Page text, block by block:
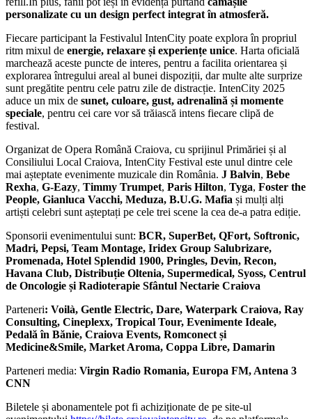
personalizate cu un design perfect integrat în atmosferă.
Fiecare participant la Festivalul IntenCity poate explora în propriul
ritm mixul de energie, relaxare și experiențe unice. Harta oficială
marchează aceste puncte de interes, pentru a facilita orientarea și
explorarea întregului areal al bunei dispoziții, dar multe alte surprize
sunt pregătite pentru cele patru zile de distracție. IntenCity 2025
aduce un mix de sunet, culoare, gust, adrenalină și momente
speciale, pentru cei care vor să trăiască intens fiecare clipă de
festival.
Organizat de Opera Română Craiova, cu sprijinul Primăriei și al
Consiliului Local Craiova, IntenCity Festival este unul dintre cele
mai așteptate evenimente muzicale din România. J Balvin, Bebe
Rexha, G-Eazy, Timmy Trumpet, Paris Hilton, Tyga, Foster the
People, Gianluca Vacchi, Meduza, B.U.G. Mafia și mulți alți
artiști celebri sunt așteptați pe cele trei scene la cea de-a patra ediție.
Sponsorii evenimentului sunt: BCR, SuperBet, QFort, Softronic,
Madri, Pepsi, Team Montage, Iridex Group Salubrizare,
Promenada, Hotel Splendid 1900, Pringles, Devin, Recon,
Havana Club, Distribuție Oltenia, Supermedical, Syoss, Centrul
de Oncologie și Radioterapie Sfântul Nectarie Craiova
Parteneri: Voilà, Gentle Electric, Dare, Waterpark Craiova, Ray
Consulting, Cineplexx, Tropical Tour, Evenimente Ideale,
Pedală în Bănie, Craiova Events, Romconect și
Medicine&Smile, Market Aroma, Coppa Libre, Damarin
Parteneri media: Virgin Radio Romania, Europa FM, Antena 3
CNN
Biletele și abonamentele pot fi achiziționate de pe site-ul